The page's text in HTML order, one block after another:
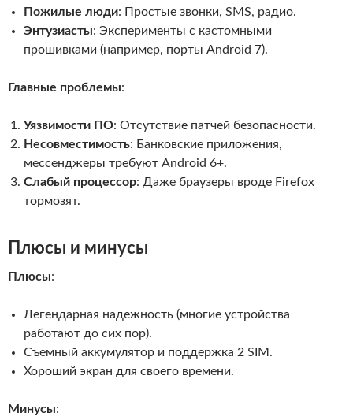
Пожилые люди: Простые звонки, SMS, радио.
Энтузиасты: Эксперименты с кастомными
прошивками (например, порты Android 7).
Главные проблемы:
Уязвимости ПО: Отсутствие патчей безопасности.
Несовместимость: Банковские приложения,
мессенджеры требуют Android 6+.
Слабый процессор: Даже браузеры вроде Firefox
тормозят.
Плюсы и минусы
Плюсы:
Легендарная надежность (многие устройства
работают до сих пор).
Съемный аккумулятор и поддержка 2 SIM.
Хороший экран для своего времени.
Минусы: